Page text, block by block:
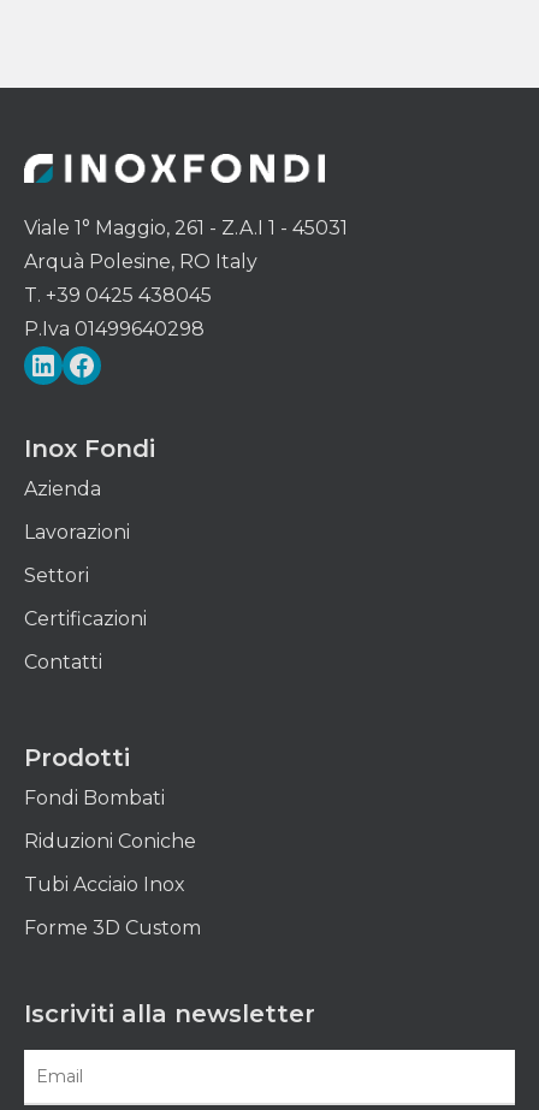
Viale 1° Maggio, 261 - Z.A.I 1 - 45031
Arquà Polesine, RO Italy
T. +39 0425 438045
P.Iva 01499640298
LinkedIn
Facebook
Inox Fondi
Azienda
Lavorazioni
Settori
Certificazioni
Contatti
Prodotti
Fondi Bombati
Riduzioni Coniche
Tubi Acciaio Inox
Forme 3D Custom
Iscriviti alla newsletter